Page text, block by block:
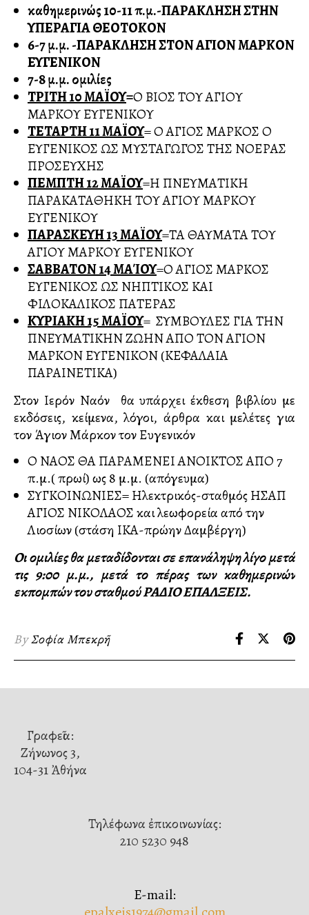
καθημερινώς 10-11 π.μ.-ΠΑΡΑΚΛΗΣΗ ΣΤΗΝ
ΥΠΕΡΑΓΙΑ ΘΕΟΤΟΚΟΝ
6-7 μ.μ. -ΠΑΡΑΚΛΗΣΗ ΣΤΟΝ ΑΓΙΟΝ ΜΑΡΚΟΝ
ΕΥΓΕΝΙΚΟΝ
7-8 μ.μ. ομιλίες
ΤΡΙΤΗ 10 ΜΑΪΟΥ=Ο ΒΙΟΣ ΤΟΥ ΑΓΙΟΥ
ΜΑΡΚΟΥ ΕΥΓΕΝΙΚΟΥ
ΤΕΤΑΡΤΗ 11 ΜΑΪΟΥ= Ο ΑΓΙΟΣ ΜΑΡΚΟΣ Ο
ΕΥΓΕΝΙΚΟΣ ΩΣ ΜΥΣΤΑΓΩΓΟΣ ΤΗΣ ΝΟΕΡΑΣ
ΠΡΟΣΕΥΧΗΣ
ΠΕΜΠΤΗ 12 ΜΑΪΟΥ=Η ΠΝΕΥΜΑΤΙΚΗ
ΠΑΡΑΚΑΤΑΘΗΚΗ ΤΟΥ ΑΓΙΟΥ ΜΑΡΚΟΥ
ΕΥΓΕΝΙΚΟΥ
ΠΑΡΑΣΚΕΥΗ 13 ΜΑΪΟΥ=ΤΑ ΘΑΥΜΑΤΑ ΤΟΥ
ΑΓΙΟΥ ΜΑΡΚΟΥ ΕΥΓΕΝΙΚΟΥ
ΣΑΒΒΑΤΟΝ 14 ΜΑΊΟΥ=Ο ΑΓΙΟΣ ΜΑΡΚΟΣ
ΕΥΓΕΝΙΚΟΣ ΩΣ ΝΗΠΤΙΚΟΣ ΚΑΙ
ΦΙΛΟΚΑΛΙΚΟΣ ΠΑΤΕΡΑΣ
ΚΥΡΙΑΚΗ 15 ΜΑΪΟΥ= ΣΥΜΒΟΥΛΕΣ ΓΙΑ ΤΗΝ
ΠΝΕΥΜΑΤΙΚΗΝ ΖΩΗΝ ΑΠΟ ΤΟΝ ΑΓΙΟΝ
ΜΑΡΚΟΝ ΕΥΓΕΝΙΚΟΝ (ΚΕΦΑΛΑΙΑ
ΠΑΡΑΙΝΕΤΙΚΑ)
Στον Ιερόν Ναόν θα υπάρχει έκθεση βιβλίου με
εκδόσεις, κείμενα, λόγοι, άρθρα και μελέτες για
τον Άγιον Μάρκον τον Ευγενικόν
Ο ΝΑΟΣ ΘΑ ΠΑΡΑΜΕΝΕΙ ΑΝΟΙΚΤΟΣ ΑΠΟ 7
π.μ.( πρωί) ως 8 μ.μ. (απόγευμα)
ΣΥΓΚΟΙΝΩΝΙΕΣ= Ηλεκτρικός-σταθμός ΗΣΑΠ
ΑΓΙΟΣ ΝΙΚΟΛΑΟΣ και λεωφορεία από την
Λιοσίων (στάση ΙΚΑ-πρώην Δαμβέργη)
Οι ομιλίες θα μεταδίδονται σε επανάληψη λίγο μετά
τις 9:00 μ.μ., μετά το πέρας των καθημερινών
εκπομπών του σταθμού ΡΑΔΙΟ ΕΠΑΛΞΕΙΣ.
ByΣοφία Μπεκρῆ
Γραφεῖα:
Ζήνωνος 3,
104-31 Ἀθήνα
Τηλέφωνα ἐπικοινωνίας:
210 5230 948
E-mail: